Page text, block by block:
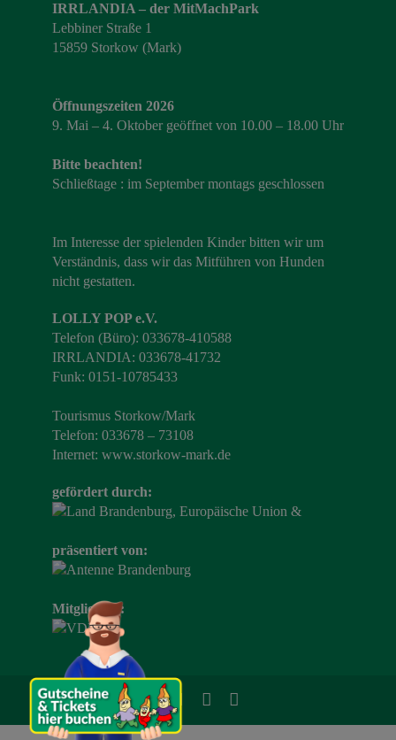
IRRLANDIA – der MitMachPark
Lebbiner Straße 1
15859 Storkow (Mark)
Öffnungszeiten 2026
9. Mai – 4. Oktober geöffnet von 10.00 – 18.00 Uhr
Bitte beachten!
Schließtage : im September montags geschlossen
Im Interesse der spielenden Kinder bitten wir um
Verständnis, dass wir das Mitführen von Hunden
nicht gestatten.
LOLLY POP e.V.
Telefon (Büro): 033678-410588
IRRLANDIA: 033678-41732
Funk: 0151-10785433
Tourismus Storkow/Mark
Telefon: 033678 – 73108
Internet: www.storkow-mark.de
gefördert durch:
präsentiert von:
Mitglied im: